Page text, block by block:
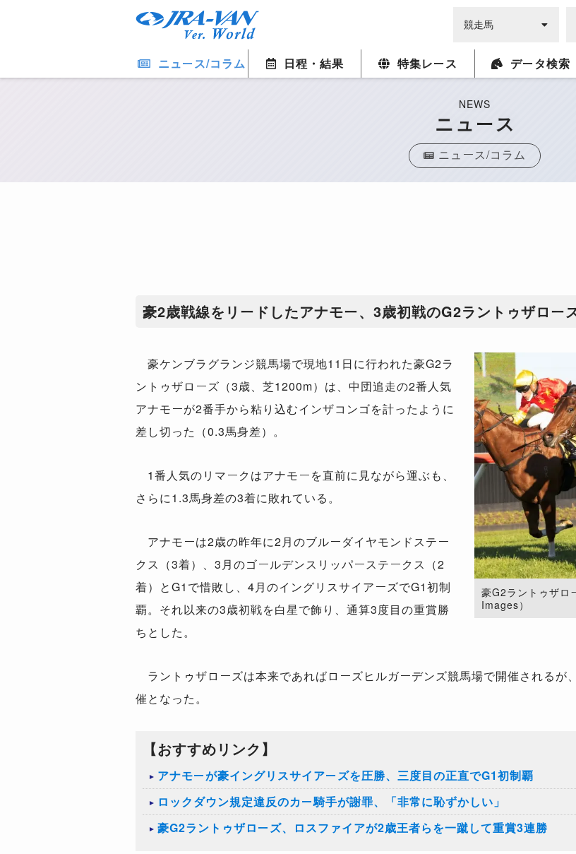
ニュース/コラム 日程・結果 特集レース データ検索
NEWS
ニュース
ニュース/コラム
豪2歳戦線をリードしたアナモー、3歳初戦のG2ラントゥザロー
豪G2ラントゥザロ
Images）
豪ケンブラグランジ競馬場で現地11日に行われた豪G2ラ
ントゥザローズ（3歳、芝1200m）は、中団追走の2番人気
アナモーが2番手から粘り込むインザコンゴを計ったように
差し切った（0.3馬身差）。
1番人気のリマークはアナモーを直前に見ながら運ぶも、
さらに1.3馬身差の3着に敗れている。
アナモーは2歳の昨年に2月のブルーダイヤモンドステー
クス（3着）、3月のゴールデンスリッパーステークス（2
着）とG1で惜敗し、4月のイングリスサイアーズでG1初制
覇。それ以来の3歳初戦を白星で飾り、通算3度目の重賞勝
ちとした。
ラントゥザローズは本来であればローズヒルガーデンズ競馬場で開催されるが
催となった。
【おすすめリンク】
アナモーが豪イングリスサイアーズを圧勝、三度目の正直でG1初制覇
ロックダウン規定違反のカー騎手が謝罪、「非常に恥ずかしい」
豪G2ラントゥザローズ、ロスファイアが2歳王者らを一蹴して重賞3連勝